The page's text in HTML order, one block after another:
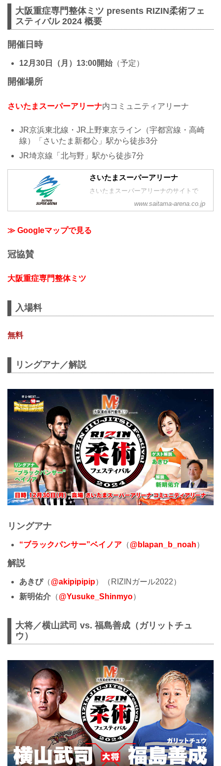
大阪重症専門整体ミツ presents RIZIN柔術フェ
スティバル 2024 概要
開催日時
12月30日（月）13:00開始（予定）
開催場所
さいたまスーパーアリーナ内コミュニティアリーナ
JR京浜東北線・JR上野東京ライン（宇都宮線・高崎
線）「さいたま新都心」駅から徒歩3分
JR埼京線「北与野」駅から徒歩7分
さいたまスーパーアリーナ
さいたまスーパーアリーナのサイトで
www.saitama-arena.co.jp
≫ Googleマップで見る
冠協賛
大阪重症専門整体ミツ
入場料
無料
リングアナ／解説
リングアナ
“ブラックパンサー”ベイノア （@blapan_b_noah）
解説
あきぴ（@akipipipip）（RIZINガール2022）
新明佑介 （@Yusuke_Shinmyo）
大将／横山武司 vs. 福島善成（ガリットチュ
ウ）